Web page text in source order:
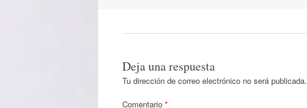
Deja una respuesta
Tu dirección de correo electrónico no será publicada.
Comentario *